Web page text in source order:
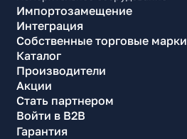
Импортозамещение
Интеграция
Собственные торговые марки
Каталог
Производители
Акции
Стать партнером
Войти в B2B
Гарантия